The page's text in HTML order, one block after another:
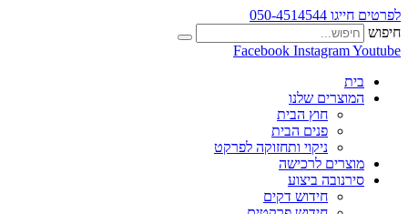
לפרטים חייגו 050-4514544
חיפוש
Facebook InstagramYoutube
בית
המוצרים שלנו
חוץ הבית
פנים הבית
ניקוי ותחזוקה לפרקט
מוצרים לרכישה
סירנובה ביצוע
חידוש דקים